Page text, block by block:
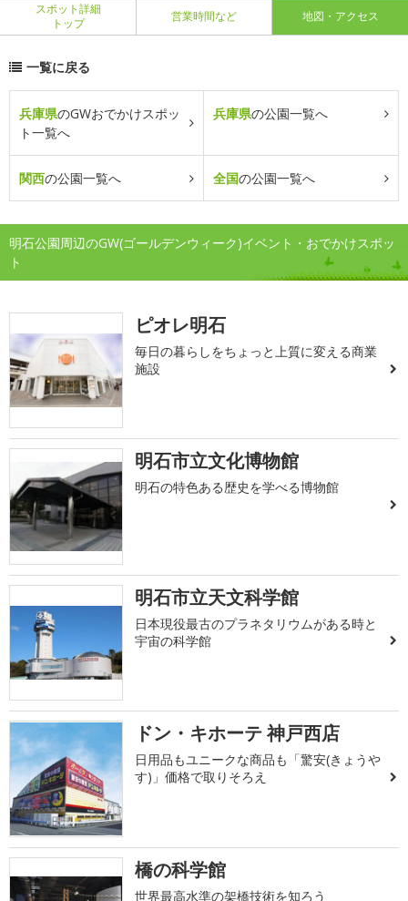
スポット詳細
トップ
営業時間など 地図・アクセス
一覧に戻る
兵庫県のGWおでかけスポッ
ト一覧へ
兵庫県の公園一覧へ
関西の公園一覧へ 全国の公園一覧へ
明石公園周辺のGW(ゴールデンウィーク)イベント・おでかけスポッ
ト
ピオレ明石
毎日の暮らしをちょっと上質に変える商業
施設
明石市立文化博物館
明石の特色ある歴史を学べる博物館
明石市立天文科学館
日本現役最古のプラネタリウムがある時と
宇宙の科学館
ドン・キホーテ 神戸西店
日用品もユニークな商品も「驚安(きょうや
す)」価格で取りそろえ
橋の科学館
世界最高水準の架橋技術を知ろう